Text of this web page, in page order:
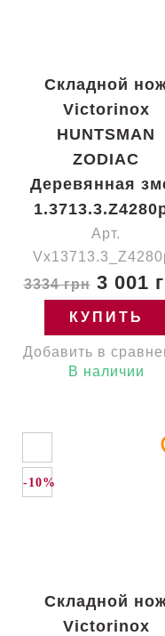
Складной
Victorinox
HUNTSMAN
ZODIAC
Деревянная
Арт.
3334 грн3 001
КУПИТЬ
Добавить в
В наличии
-10%
Складной
Victorinox